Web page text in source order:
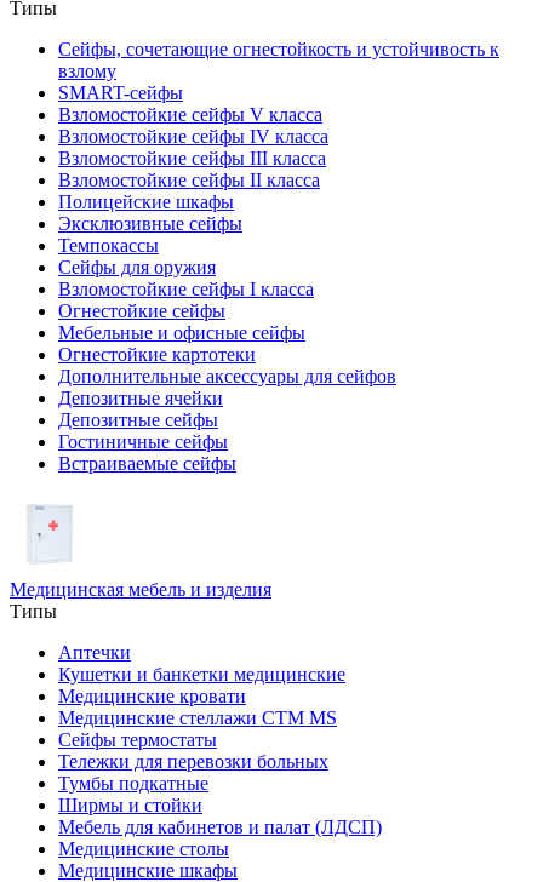
Типы
Сейфы, сочетающие огнестойкость и устойчивость к
взлому
SMART-сейфы
Взломостойкие сейфы V класса
Взломостойкие сейфы IV класса
Взломостойкие сейфы III класса
Взломостойкие сейфы II класса
Полицейские шкафы
Эксклюзивные сейфы
Темпокассы
Сейфы для оружия
Взломостойкие сейфы I класса
Огнестойкие сейфы
Мебельные и офисные сейфы
Огнестойкие картотеки
Дополнительные аксессуары для сейфов
Депозитные ячейки
Депозитные сейфы
Гостиничные сейфы
Встраиваемые сейфы
Медицинская мебель и изделия
Типы
Аптечки
Кушетки и банкетки медицинские
Медицинские кровати
Медицинские стеллажи CTM MS
Сейфы термостаты
Тележки для перевозки больных
Тумбы подкатные
Ширмы и стойки
Мебель для кабинетов и палат (ЛДСП)
Медицинские столы
Медицинские шкафы